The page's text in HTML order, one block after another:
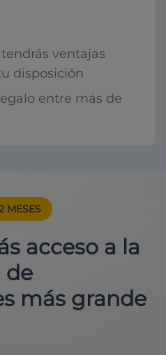
ventajas
disposición
entre más de
MESES
acceso a la
de
más grande